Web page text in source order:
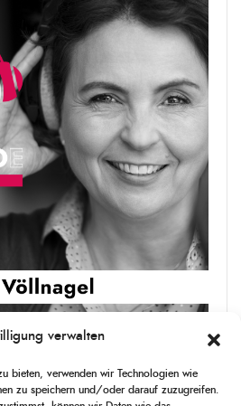
verwalten
bieten, verwenden wir Technologien wie
zu speichern und/oder darauf zuzugreifen.
unterschiedlichen Kontinenten gelebt
Sprachen und berichtet